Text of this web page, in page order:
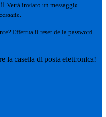
Verrà inviato un messaggio
Effettua il reset della password
la casella di posta elettronica!